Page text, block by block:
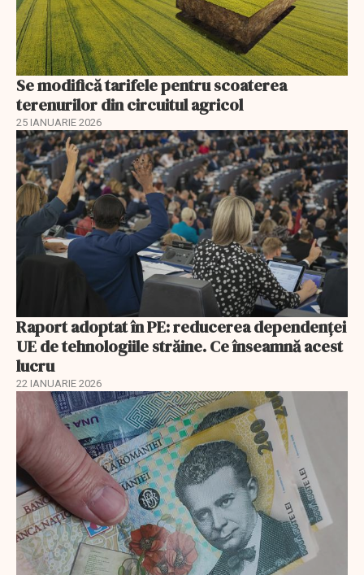
Se modifică tarifele pentru scoaterea
terenurilor din circuitul agricol
25 IANUARIE 2026
Raport adoptat în PE: reducerea dependenței
UE de tehnologiile străine. Ce înseamnă acest
lucru
22 IANUARIE 2026